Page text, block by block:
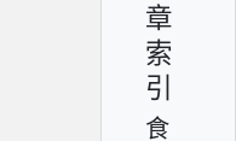
章
索
引
食